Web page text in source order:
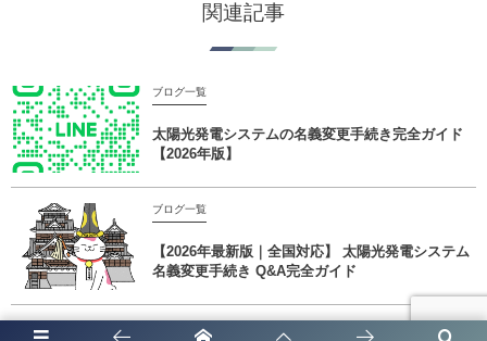
関連記事
ブログ一覧
太陽光発電システムの名義変更手続き完全ガイド
【2026年版】
ブログ一覧
【2026年最新版｜全国対応】 太陽光発電システム
名義変更手続き Q&A完全ガイド
ブログ一覧